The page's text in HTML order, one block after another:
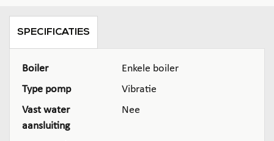
SPECIFICATIES
Boiler
Enkele boiler
Type pomp
Vibratie
Vast water
aansluiting
Nee